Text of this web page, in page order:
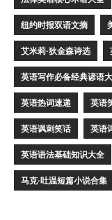
纽约时报双语文摘
艾米莉·狄金森诗选
英语写作必备经典谚语
英语热词速递 英语
英语讽刺笑话 英语
英语语法基础知识大全
马克·吐温短篇小说合集